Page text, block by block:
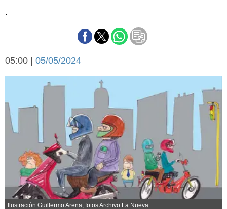
Fútbol
Federal A
Arte y cultura
Cines
Economía y campo
Economía y finanzas
Con el campo
Espacio empresas
Sociedad y tiempo
Sociedad
Tecnología
Turismo
Salud
Es viral
El tiempo
.
05:00 | 05/05/2024
Ilustración Guillermo Arena, fotos Archivo La Nueva.